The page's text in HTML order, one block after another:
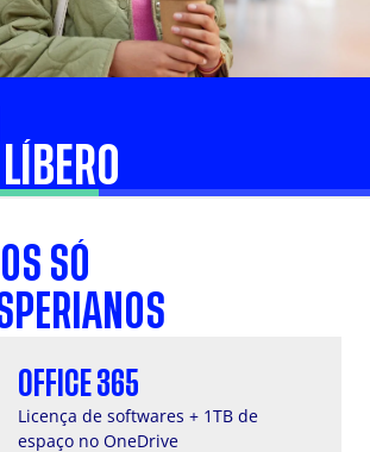
Aqui você encontra seus
365 com 1 TB de armazenamento,
acesso e serviços online essenciais
na Faculdade Cásper Líbero.
SÓ
OFFICE 365
Licença de softwares + 1TB de
espaço no OneDrive